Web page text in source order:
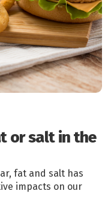
or salt in the
fat and salt has
impacts on our